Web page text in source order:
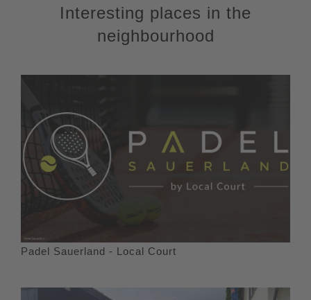
Interesting places in the
neighbourhood
Padel Sauerland - Local Court